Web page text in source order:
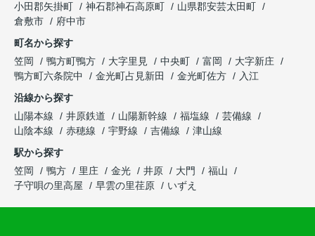
小田郡矢掛町
神石郡神石高原町
山県郡安芸太田町
倉敷市
府中市
町名から探す
笠岡
鴨方町鴨方 大字里見 中央町 富岡
大字新庄
鴨方町六条院中
金光町占見新田 金光町佐方
入江
沿線から探す
山陽本線
井原鉄道 山陽新幹線 福塩線
芸備線
山陰本線
赤穂線 宇野線 吉備線
津山線
駅から探す
笠岡
鴨方 里庄 金光 井原 大門
福山
子守唄の里高屋
早雲の里荏原 いずえ